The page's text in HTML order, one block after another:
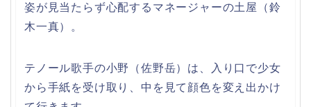
姿が見当たらず心配するマネージャーの土屋（鈴
木一真）。
テノール歌手の小野（佐野岳）は、入り口で少女
から手紙を受け取り、中を見て顔色を変え出かけ